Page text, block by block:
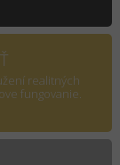
realitných
fungovanie.